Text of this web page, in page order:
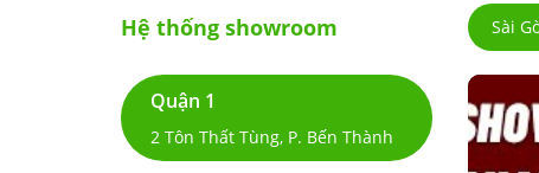
Hệ thống showroom Sài
Quận 1
2 Tôn Thất Tùng, P. Bến Thành